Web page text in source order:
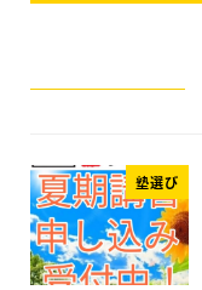
塾選び